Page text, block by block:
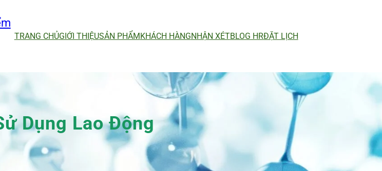
TRANG CHỦGIỚI THIỆUSẢN PHẨMKHÁCH HÀNGNHẬN XÉTBLOG HRĐẶT LỊCH
Dụng Lao Động